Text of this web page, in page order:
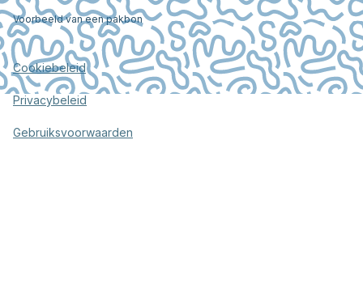
Voorbeeld van een pakbon
Cookiebeleid
Privacybeleid
Gebruiksvoorwaarden